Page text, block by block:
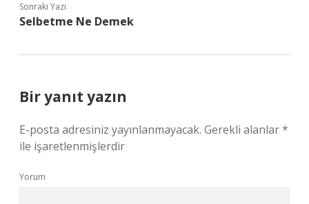
Sonraki Yazı
Selbetme Ne Demek
Bir yanıt yazın
E-posta adresiniz yayınlanmayacak. Gerekli alanlar*
ile işaretlenmişlerdir
Yorum